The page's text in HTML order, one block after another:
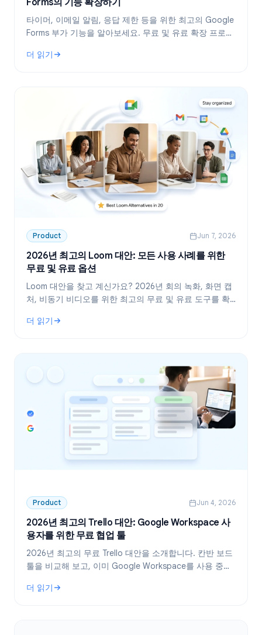
타이머, 이메일 알림, 응답 제한 등을 위한 최고의 Google
Forms 부가 기능을 알아보세요. 무료 및 유료 확장 프로그
더 읽기
: 2026년 최고의 Google Forms 부가 기능: Google Forms의
Product Jun 7, 2026
2026년 최고의 Loom 대안: 모든 사용 사례를 위한
무료 및 유료 옵션
Loom 대안을 찾고 계신가요? 2026년 회의 녹화, 화면 캡
처, 비동기 비디오를 위한 최고의 무료 및 유료 도구를 확
더 읽기
: 2026년 최고의 Loom 대안: 모든 사용 사례를 위한 무료 및 유
Product Jun 4, 2026
2026년 최고의 Trello 대안: Google Workspace 사
용자를 위한 무료 협업 툴
2026년 최고의 무료 Trello 대안을 소개합니다. 칸반 보드
툴을 비교해 보고, 이미 Google Workspace를 사용 중이
더 읽기
: 2026년 최고의 Trello 대안: Google Workspace 사용자를 위